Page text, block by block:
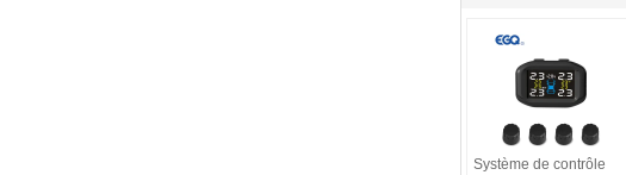
Système de contrôle